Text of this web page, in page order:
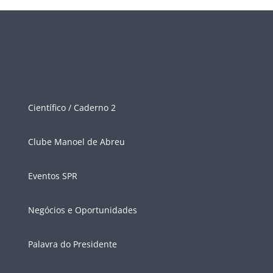
Científico / Caderno 2
Clube Manoel de Abreu
Eventos SPR
Negócios e Oportunidades
Palavra do Presidente